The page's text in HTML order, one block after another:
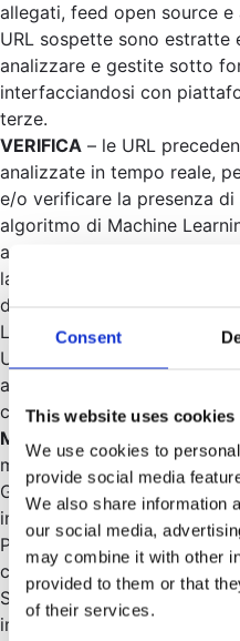
Consent
This website uses cookies
We use cookies to
provide social media
We also share information
our social media,
may combine it with other
provided to them or that
of their services.
allegati, feed open source
URL sospette sono estratte
analizzare e gestite sotto
interfacciandosi con
terze.
VERIFICA – le URL
analizzate in tempo reale,
e/o verificare la presenza
algoritmo di Machine
analizzare l’atterraggio
la somiglianza con siti web
dell’Istituto Bancario o di
Lo stesso algoritmo di
URL fraudolente come
automaticamente i processi
chiusura del sito fraudolento
MITIGAZIONE e
mobile nel blocco del 100%
Group ha sviluppato un
integrandosi con la mobile
Pagamento, riceve in tempo
classificate come Phishing
Safe Browsing) e, di
immediatamente nel